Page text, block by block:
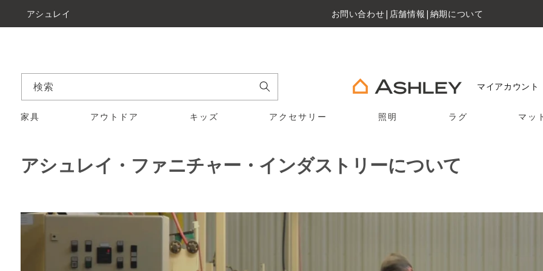
アシュレイ お問い合わせ| 店舗情報 | 納期について
検索 マイアカウント
家具 アウトドア キッズ アクセサリー 照明 ラグ マッ
アシュレイ・ファニチャー・インダストリーについて